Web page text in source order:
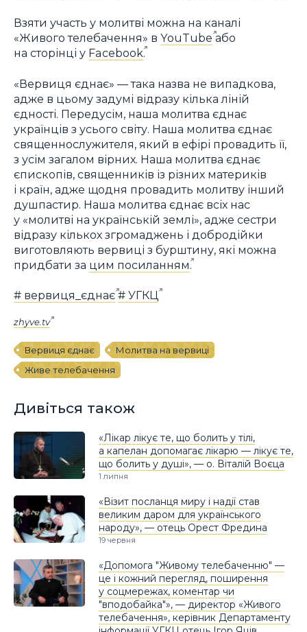
Взяти участь у молитві можна на каналі
«Живого телебачення» в YouTubeабо
на сторінці у Facebook.
«Вервиця єднає» — така назва не випадкова,
адже в цьому задумі відразу кілька ліній
єдності. Передусім, наша молитва єднає
українців з усього світу. Наша молитва єднає
священнослужителя, який в ефірі провадить її,
з усім загалом вірних. Наша молитва єднає
єпископів, священників із різних материків
і країн, адже щодня провадить молитву інший
душпастир. Наша молитва єднає всіх нас
у «молитві на українській землі», адже сестри
відразу кількох згромаджень і добродійки
виготовляють вервиці з бурштину, які можна
придбати за цим посиланням.
# вервиця_єднає # УГКЦ
zhyve.tv
Вервиця єднає
Молитва на вервиці
Живе телебачення
Дивіться також
«Лікар лікує те, що болить у тілі,
а капелан допомагає лікарю — лікує те,
що болить у душі», — о. Віталій Воєца
1 липня
«Візит посланця миру і надії став
великим даром для українського
народу», — отець Орест Фредина
19 червня
«Допомога "Живому телебаченню" —
це і кожний перегляд, поширення
у соцмережах, коментар чи
"вподобайка"», — директор «Живого
телебачення», керівник Департаменту